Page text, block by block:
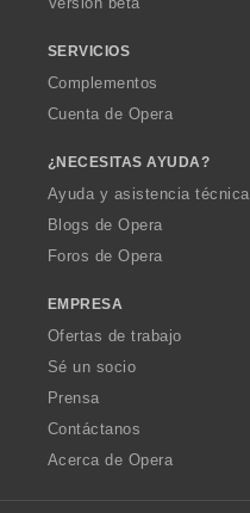
SERVICIOS
Complementos
Cuenta de Opera
¿NECESITAS AYUDA?
Ayuda y asistencia técnica
Blogs de Opera
Foros de Opera
EMPRESA
Ofertas de trabajo
Sé un socio
Prensa
Contáctanos
Acerca de Opera